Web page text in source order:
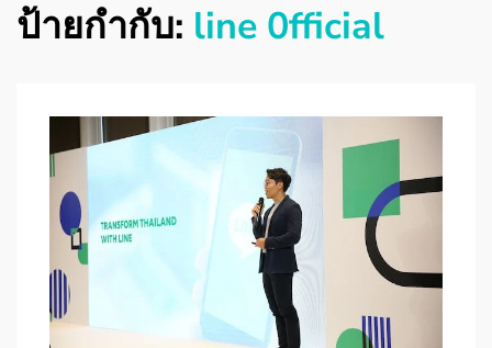
ป้ายกำกับ: line 0fficial